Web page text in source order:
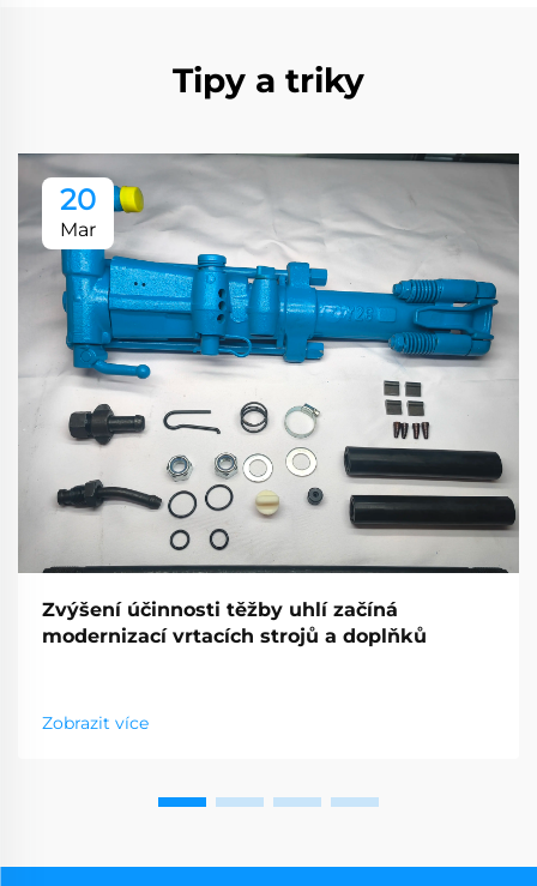
Tipy a triky
20
Mar
Zvýšení účinnosti těžby uhlí začíná
modernizací vrtacích strojů a doplňků
Zobrazit více